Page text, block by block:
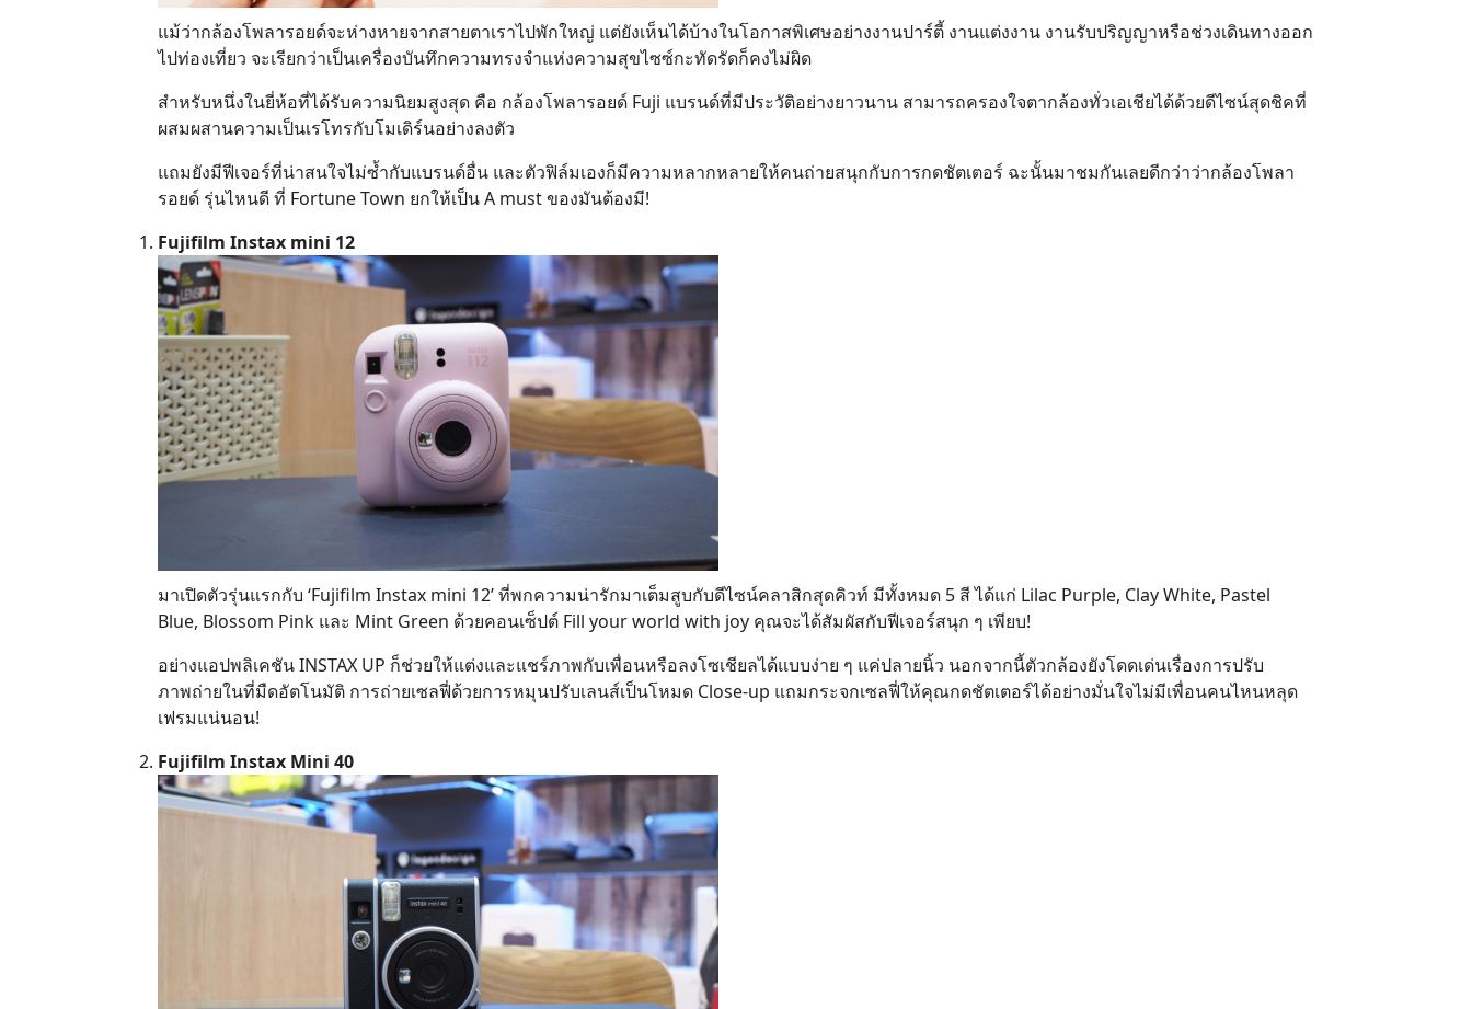
แม้ว่ากล้องโพลารอยด์จะห่างหายจากสายตาเราไปพักใหญ่ แต่ยังเห็นได้บ้างในโอกาสพิเศษอย่างงานปาร์ตี้ งานแต่งงาน งานรับปริญญาหรือช่วงเดินทางออก
ไปท่องเที่ยว จะเรียกว่าเป็นเครื่องบันทึกความทรงจำแห่งความสุขไซซ์กะทัดรัดก็คงไม่ผิด
สำหรับหนึ่งในยี่ห้อที่ได้รับความนิยมสูงสุด คือ กล้องโพลารอยด์ Fuji แบรนด์ที่มีประวัติอย่างยาวนาน สามารถครองใจตากล้องทั่วเอเชียได้ด้วยดีไซน์สุดชิคที่
ผสมผสานความเป็นเรโทรกับโมเดิร์นอย่างลงตัว
แถมยังมีฟีเจอร์ที่น่าสนใจไม่ซ้ำกับแบรนด์อื่น และตัวฟิล์มเองก็มีความหลากหลายให้คนถ่ายสนุกกับการกดชัตเตอร์ ฉะนั้นมาชมกันเลยดีกว่าว่ากล้องโพลา
รอยด์ รุ่นไหนดี ที่ Fortune Town ยกให้เป็น A must ของมันต้องมี!
Fujifilm Instax mini 12
มาเปิดตัวรุ่นแรกกับ ‘Fujifilm Instax mini 12’ ที่พกความน่ารักมาเต็มสูบกับดีไซน์คลาสิกสุดคิวท์ มีทั้งหมด 5 สี ได้แก่ Lilac Purple, Clay White, Pastel
Blue, Blossom Pink และ Mint Green ด้วยคอนเซ็ปต์ Fill your world with joy คุณจะได้สัมผัสกับฟีเจอร์สนุก ๆ เพียบ!
อย่างแอปพลิเคชัน INSTAX UP ก็ช่วยให้แต่งและแชร์ภาพกับเพื่อนหรือลงโซเชียลได้แบบง่าย ๆ แค่ปลายนิ้ว นอกจากนี้ตัวกล้องยังโดดเด่นเรื่องการปรับ
ภาพถ่ายในที่มืดอัตโนมัติ การถ่ายเซลฟี่ด้วยการหมุนปรับเลนส์เป็นโหมด Close-up แถมกระจกเซลฟี่ให้คุณกดชัตเตอร์ได้อย่างมั่นใจไม่มีเพื่อนคนไหนหลุด
เฟรมแน่นอน!
Fujifilm Instax Mini 40